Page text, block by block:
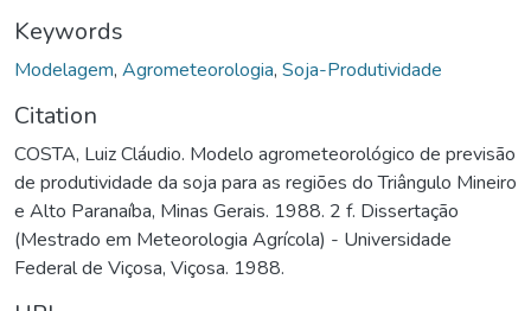
Keywords
Modelagem, Agrometeorologia, Soja-Produtividade
Citation
COSTA, Luiz Cláudio. Modelo agrometeorológico de previsão
de produtividade da soja para as regiões do Triângulo Mineiro
e Alto Paranaíba, Minas Gerais. 1988. 2 f. Dissertação
(Mestrado em Meteorologia Agrícola) - Universidade
Federal de Viçosa, Viçosa. 1988.